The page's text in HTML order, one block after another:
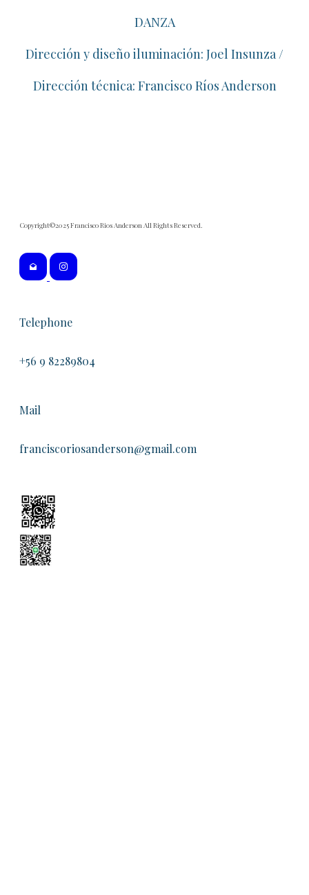
DANZA
Dirección y diseño iluminación: Joel Insunza /
Dirección técnica: Francisco Ríos Anderson
Copyright©2025 Francisco Rios Anderson All Rights Reserved.
Telephone
+56 9 82289804
Mail
franciscoriosanderson@gmail.com